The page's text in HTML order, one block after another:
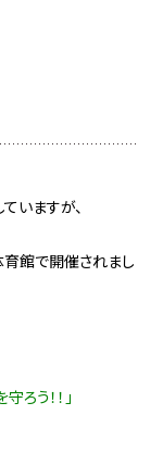
いますが、
館で開催されまし
う！！」